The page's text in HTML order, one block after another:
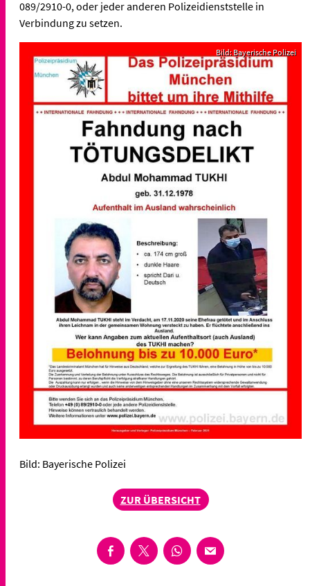
089/2910-0, oder jeder anderen Polizeidienststelle in
Verbindung zu setzen.
Bild: Bayerische Polizei
Bild: Bayerische Polizei
ZUR ÜBERSICHT